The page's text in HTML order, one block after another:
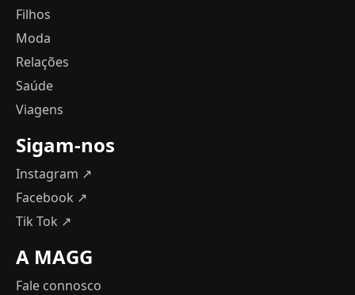
Filhos
Moda
Relações
Saúde
Viagens
Sigam-nos
Instagram ↗
Facebook ↗
Tik Tok ↗
A MAGG
Fale connosco